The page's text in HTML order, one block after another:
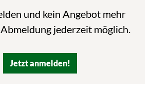
und kein Angebot mehr
jederzeit möglich.
Jetzt anmelden!